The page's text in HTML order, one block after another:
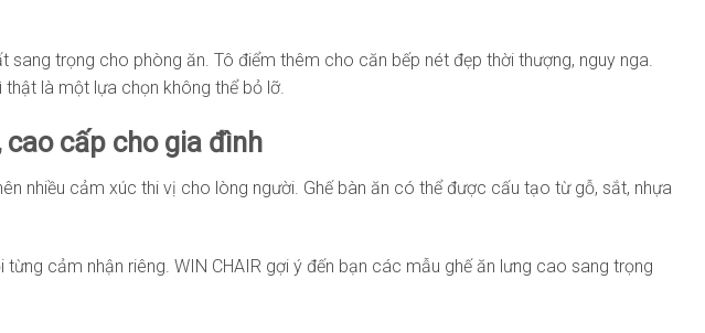
trọng cho phòng ăn. Tô điểm thêm cho căn bếp nét đẹp thời thượng, nguy nga.
là một lựa chọn không thể bỏ lỡ.
cấp cho gia đình
nhiều cảm xúc thi vị cho lòng người. Ghế bàn ăn có thể được cấu tạo từ gỗ, sắt, nhựa
cảm nhận riêng. WIN CHAIR gợi ý đến bạn các mẫu ghế ăn lưng cao sang trọng